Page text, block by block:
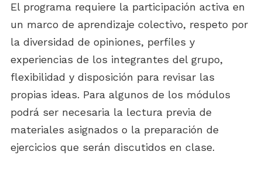
El programa requiere la participación activa en
un marco de aprendizaje colectivo, respeto por
la diversidad de opiniones, perfiles y
experiencias de los integrantes del grupo,
flexibilidad y disposición para revisar las
propias ideas. Para algunos de los módulos
podrá ser necesaria la lectura previa de
materiales asignados o la preparación de
ejercicios que serán discutidos en clase.